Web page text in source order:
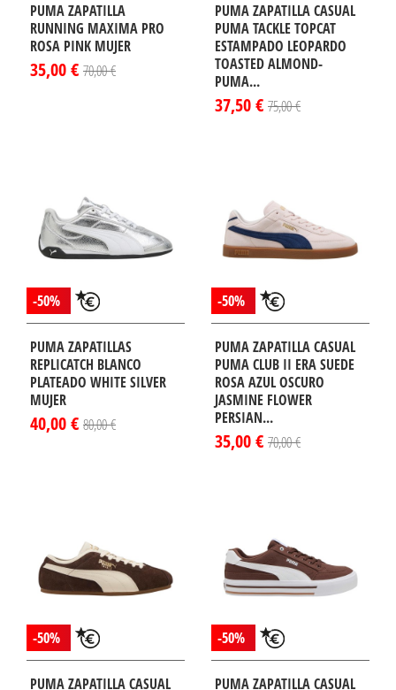
PUMA ZAPATILLA
RUNNING MAXIMA PRO
ROSA PINK MUJER
35,00 € 70,00 €
PUMA ZAPATILLA CASUAL
PUMA TACKLE TOPCAT
ESTAMPADO LEOPARDO
TOASTED ALMOND-
PUMA...
37,50 € 75,00 €
-50%
PUMA ZAPATILLAS
REPLICATCH BLANCO
PLATEADO WHITE SILVER
MUJER
40,00 € 80,00 €
-50%
PUMA ZAPATILLA CASUAL
PUMA CLUB II ERA SUEDE
ROSA AZUL OSCURO
JASMINE FLOWER
PERSIAN...
35,00 € 70,00 €
-50%
PUMA ZAPATILLA CASUAL
-50%
PUMA ZAPATILLA CASUAL